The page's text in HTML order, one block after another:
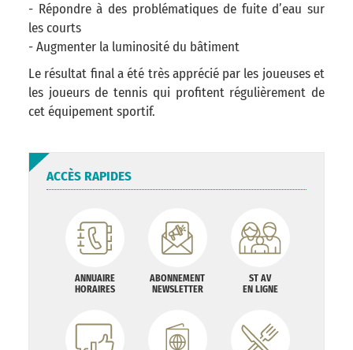
- Répondre à des problématiques de fuite d’eau sur
les courts
- Augmenter la luminosité du bâtiment
Le résultat final a été très apprécié par les joueuses et
les joueurs de tennis qui profitent régulièrement de
cet équipement sportif.
ACCÈS RAPIDES
ANNUAIRE
HORAIRES
ABONNEMENT
NEWSLETTER
ST AV
EN LIGNE